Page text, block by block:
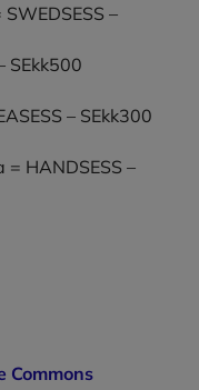
–
SEkk500
– SEkk300
HANDSESS –
Commons